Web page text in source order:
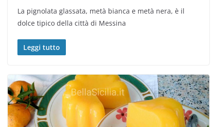
La pignolata glassata, metà bianca e metà nera, è il
dolce tipico della città di Messina
Leggi tutto